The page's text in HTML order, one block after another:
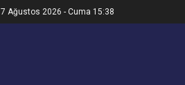
7 Ağustos 2026 - Cuma 15:38